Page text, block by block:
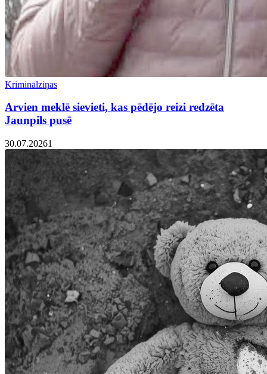
Kriminālziņas
Arvien meklē sievieti, kas pēdējo reizi redzēta
Jaunpils pusē
30.07.20261